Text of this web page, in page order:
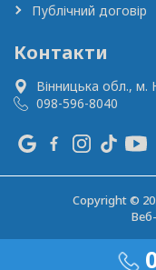
Публічний договір
Контакти
Вінницька обл., м.
098-596-8040
Copyright ©